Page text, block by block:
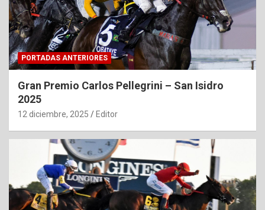
PORTADAS ANTERIORES
Gran Premio Carlos Pellegrini – San Isidro
2025
12 diciembre, 2025 Editor